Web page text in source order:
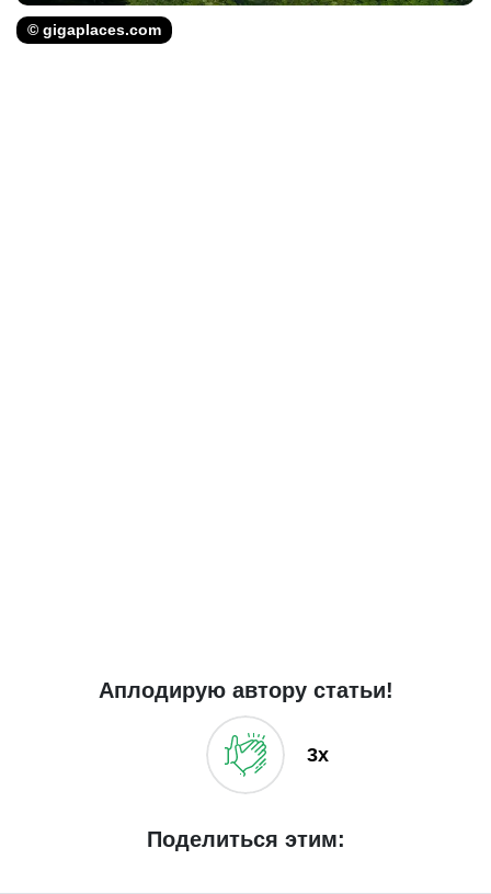
© gigaplaces.com
Аплодирую автору статьи!
3x
Поделиться этим: